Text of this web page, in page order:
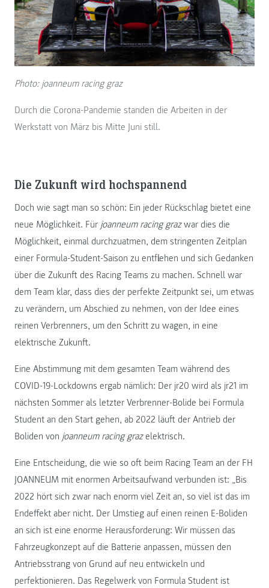
Photo: joanneum racing graz
Durch die Corona-Pandemie standen die Arbeiten in der
Werkstatt von März bis Mitte Juni still.
Die Zukunft wird hochspannend
Doch wie sagt man so schön: Ein jeder Rückschlag bietet eine
neue Möglichkeit. Für joanneum racing grazwar dies die
Möglichkeit, einmal durchzuatmen, dem stringenten Zeitplan
einer Formula-Student-Saison zu entfliehen und sich Gedanken
über die Zukunft des Racing Teams zu machen. Schnell war
dem Team klar, dass dies der perfekte Zeitpunkt sei, um etwas
zu verändern, um Abschied zu nehmen, von der Idee eines
reinen Verbrenners, um den Schritt zu wagen, in eine
elektrische Zukunft.
Eine Abstimmung mit dem gesamten Team während des
COVID-19-Lockdowns ergab nämlich: Der jr20 wird als jr21 im
nächsten Sommer als letzter Verbrenner-Bolide bei Formula
Student an den Start gehen, ab 2022 läuft der Antrieb der
Boliden von joanneum racing grazelektrisch.
Eine Entscheidung, die wie so oft beim Racing Team an der FH
JOANNEUM mit enormen Arbeitsaufwand verbunden ist: „Bis
2022 hört sich zwar nach enorm viel Zeit an, so viel ist das im
Endeffekt aber nicht. Der Umstieg auf einen reinen E-Boliden
an sich ist eine enorme Herausforderung: Wir müssen das
Fahrzeugkonzept auf die Batterie anpassen, müssen den
Antriebsstrang von Grund auf neu entwickeln und
perfektionieren. Das Regelwerk von Formula Student ist